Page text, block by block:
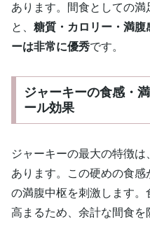
あります。間食としての
と、 糖質・カロリー・満腹
ーは非常に優秀です。
ジャーキーの食感・
ール効果
ジャーキーの最大の特徴は
あります。この硬めの食
の満腹中枢を刺激します
高まるため、余計な間食を